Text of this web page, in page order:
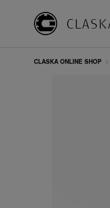
CLASKA ONLINE SHOP >